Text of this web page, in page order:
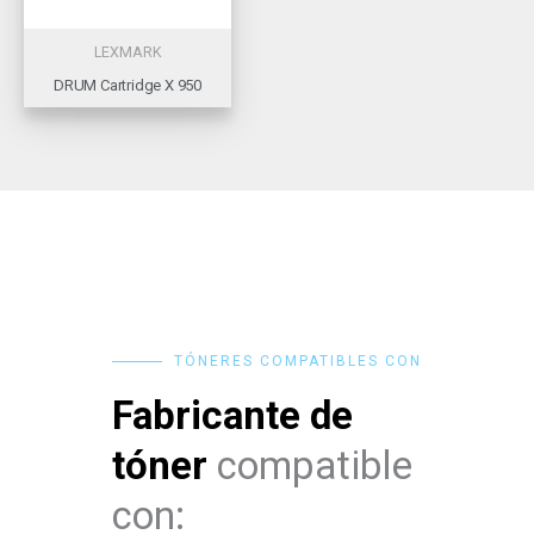
LEXMARK
DRUM Cartridge X 950
TÓNERES COMPATIBLES CON
Fabricante de
tóner compatible
con: